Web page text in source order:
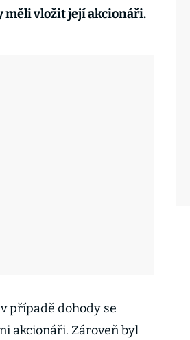
měli vložit její akcionáři.
případě dohody se
akcionáři. Zároveň byl